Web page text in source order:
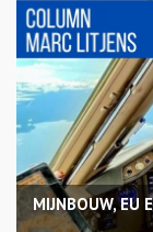
MIJNBOUW, EU